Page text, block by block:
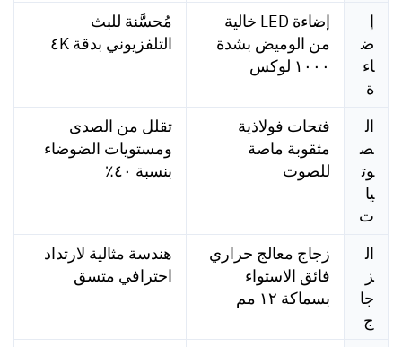
إ
ض
اء
ة
إضاءة LED خالية
من الوميض بشدة
١٠٠٠ لوكس
مُحسَّنة للبث
التلفزيوني بدقة ٤K
ال
ص
وت
يا
ت
فتحات فولاذية
مثقوبة ماصة
للصوت
تقلل من الصدى
ومستويات الضوضاء
بنسبة ٤٠٪
ال
ز
جا
ج
زجاج معالج حراري
فائق الاستواء
بسماكة ١٢ مم
هندسة مثالية لارتداد
احترافي متسق